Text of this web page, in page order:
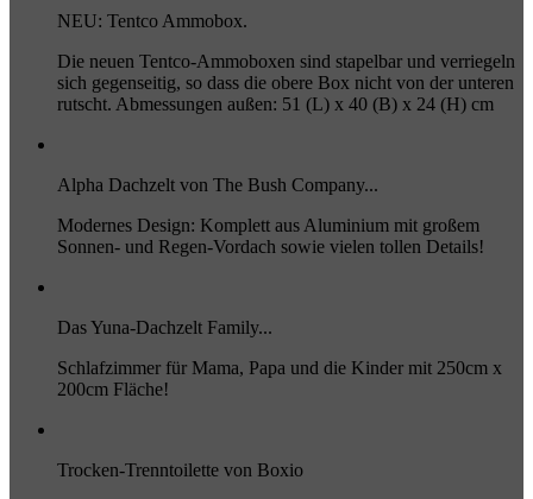
NEU: Tentco Ammobox.
Die neuen Tentco-Ammoboxen sind stapelbar und verriegeln
sich gegenseitig, so dass die obere Box nicht von der unteren
rutscht. Abmessungen außen: 51 (L) x 40 (B) x 24 (H) cm
Alpha Dachzelt von The Bush Company...
Modernes Design: Komplett aus Aluminium mit großem
Sonnen- und Regen-Vordach sowie vielen tollen Details!
Das Yuna-Dachzelt Family...
Schlafzimmer für Mama, Papa und die Kinder mit 250cm x
200cm Fläche!
Trocken-Trenntoilette von Boxio